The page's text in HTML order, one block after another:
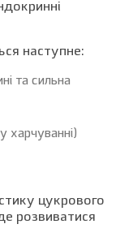
наступне:
та сильна
харчуванні)
цукрового
розвиватися